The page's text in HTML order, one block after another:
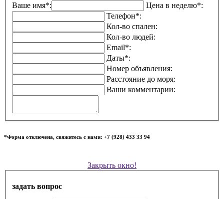
Ваше имя*:
Цена в неделю*:
Телефон*:
Кол-во спален:
Кол-во людей:
Email*:
Даты*:
Номер объявления:
Расстояние до моря:
Ваши комментарии:
*Форма отключена, свяжитесь с нами: +7 (928) 433 33 94
Закрыть окно!
задать вопрос